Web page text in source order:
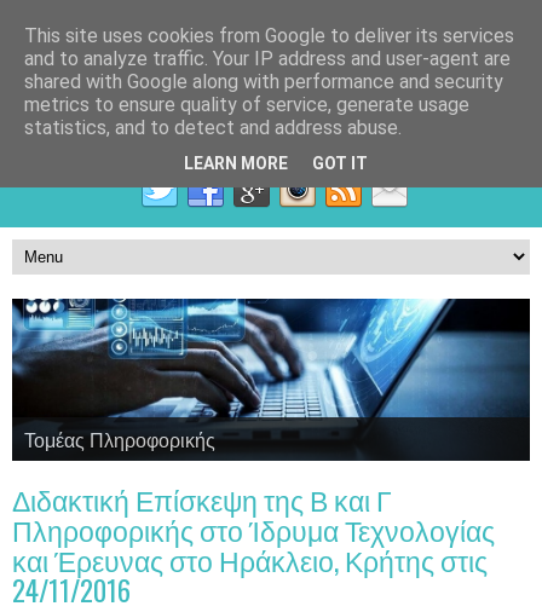
ΕΠΑ.Λ ΕΛ. ΒΕΝΙΖΕΛΟΥ, Διεύθυνση Δευτεροβάθμιας
Εκπαίδευσης Χανίων
Τομέας Πληροφορικής
Τομέας Γεωπονίας, Τροφίμων και Περιβάλλοντος
Τομέας Υγείας, Πρόνοιας και Ευεξίας
Διδακτική Επίσκεψη της Β και Γ
Πληροφορικής στο Ίδρυμα Τεχνολογίας
και Έρευνας στο Ηράκλειο, Κρήτης στις
24/11/2016
This site uses cookies from Google to deliver its services
and to analyze traffic. Your IP address and user-agent are
shared with Google along with performance and security
metrics to ensure quality of service, generate usage
statistics, and to detect and address abuse.
LEARN MORE GOT IT